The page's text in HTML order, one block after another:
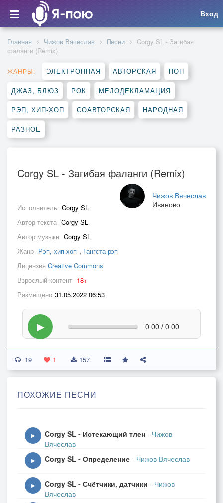
Вход
Главная Чижов Вячеслав Песни
Corgy SL - Загибая
фаланги (Remix)
ЖАНРЫ: ЭЛЕКТРОННАЯ АВТОРСКАЯ ПОП
ДЖАЗ, БЛЮЗ РОК МЕЛОДЕКЛАМАЦИЯ
РЭП, ХИП-ХОП СОАВТОРСКАЯ НАРОДНАЯ
РАЗНОЕ
Corgy SL - Загибая фаланги (Remix)
Чижов Вячеслав
Иваново
Исполнитель Corgy SL
Автор текста Corgy SL
Автор музыки Corgy SL
Жанр Рэп, хип-хоп , Гангста-рэп
Лицензия Creative Commons
Взрослый контент 18+
Размещено 31.05.2022 06:53
▶ 0:00 / 0:00
19 1 157
ПОХОЖИЕ ПЕСНИ
▶ Corgy SL - Истекающий тлен - Чижов
Вячеслав
▶ Corgy SL - Определение - Чижов Вячеслав
▶ Corgy SL - Счётчики, датчики - Чижов
Вячеслав